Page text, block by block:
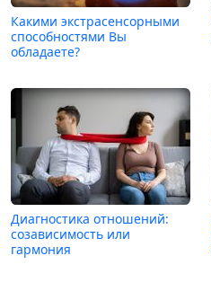
Какими экстрасенсорными
способностями Вы
обладаете?
Диагностика отношений:
созависимость или
гармония